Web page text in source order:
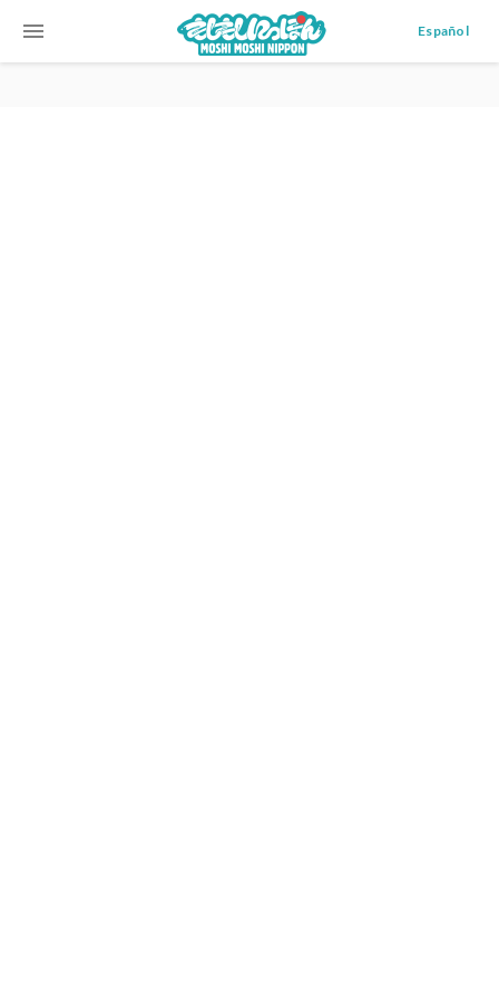
menu Español